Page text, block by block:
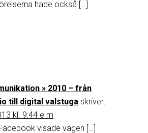
hade också […]
» 2010 – från
till digital valstuga skriver:
kl. 9:44 e m
visade vägen […]